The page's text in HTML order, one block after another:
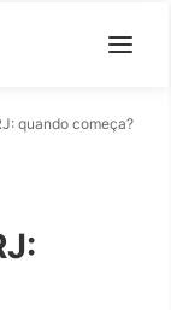
quando começa?